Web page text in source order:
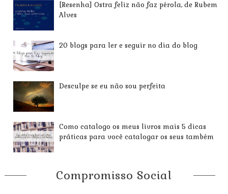
[Resenha] Ostra feliz não faz pérola, de Rubem
Alves
20 blogs para ler e seguir no dia do blog
Desculpe se eu não sou perfeita
Como catalogo os meus livros mais 5 dicas
práticas para você catalogar os seus também
Compromisso Social